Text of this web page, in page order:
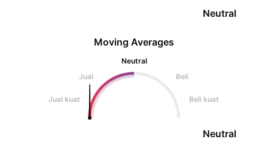
Neutral
Moving Averages
Neutral
Jual
Beli
Jual kuat Beli kuat
Neutral